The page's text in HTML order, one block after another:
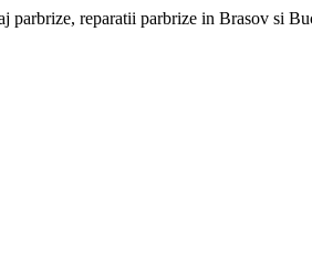
parbrize, reparatii parbrize in Brasov si